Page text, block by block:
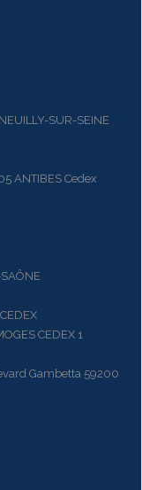
SUR-SEINE
ANTIBES Cedex
CEDEX 1
Gambetta 59200